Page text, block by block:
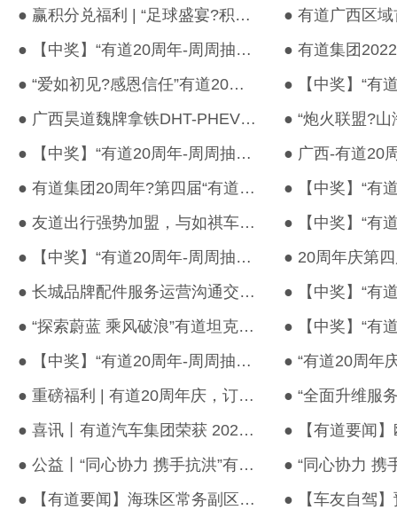
● 赢积分兑福利 | “足球盛宴?积情绽放”小友福利活动来了！
● 【中奖】“有道20周年-周周抽宝箱”第九周直播中奖名单公布！
● “爱如初见?感恩信任”有道20周年庆典圆满结束！
● 广西昊道魏牌拿铁DHT-PHEV对比试驾会圆满结束！
● 【中奖】“有道20周年-周周抽宝箱”第七周直播中奖名单公布！
● 有道集团20周年?第四届“有道杯”篮球竞赛＆湖南区域晚宴圆满结...
● 友道出行强势加盟，与如祺车服签约战略合作
● 【中奖】“有道20周年-周周抽宝箱”第四周直播中奖名单公布！
● 长城品牌配件服务运营沟通交流会圆满举行！
● “探索蔚蓝 乘风破浪”有道坦克300游艇奢享之旅圆满结束！
● 【中奖】“有道20周年-周周抽宝箱”第一周直播中奖名单公布！
● 重磅福利 | 有道20周年庆，订车抽大疆无人机与五折购车大奖
● 喜讯丨有道汽车集团荣获 2022中国汽车经销商集团百强
● 公益丨“同心协力 携手抗洪”有道捐赠物资援助英德行动圆满结束...
● 【有道要闻】海珠区常务副区长傅晓初一行莅临我司指导工作